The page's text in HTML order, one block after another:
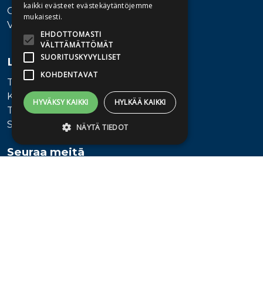
Ota yhteyttä
Vaihde: 010 345100
Lisätietoa
Toimitusehdot
Käyttöohjeet
Tietosuojaseloste
Saavutettavuusseloste
Seuraa meitä
kaikki evästeet evästekäytäntöjemme
mukaisesti.
EHDOTTOMASTI
VÄLTTÄMÄTTÖMÄT
SUORITUSKYVYLLISET
KOHDENTAVAT
HYVÄKSY KAIKKI HYLKÄÄ KAIKKI
NÄYTÄ TIEDOT